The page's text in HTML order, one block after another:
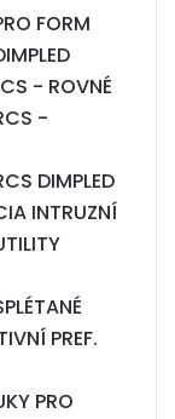
FORM
- ROVNÉ
-
DIMPLED
INTRUZNÍ
PREF.
PRO